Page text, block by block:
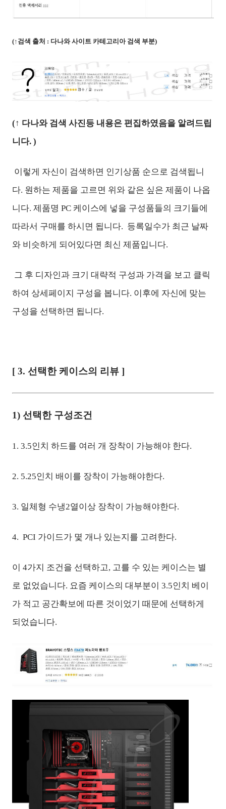
(↑검색 출처 : 다나와 사이트 카테고리아 검색 부분)
(↑ 다나와 검색 사진등 내용은 편집하였음을 알려드립
니다. )
이렇게 자신이 검색하면 인기상품 순으로 검색됩니
다. 원하는 제품을 고르면 위와 같은 싶은 제품이 나옵
니다. 제품명 PC 케이스에 넣을 구성품들의 크기들에
따라서 구매를 하시면 됩니다. 등록일수가 최근 날짜
와 비슷하게 되어있다면 최신 제품입니다.
그 후 디자인과 크기 대략적 구성과 가격을 보고 클릭
하여 상세페이지 구성을 봅니다. 이후에 자신에 맞는
구성을 선택하면 됩니다.
[ 3. 선택한 케이스의 리뷰 ]
1) 선택한 구성조건
1. 3.5인치 하드를 여러 개 장착이 가능해야 한다.
2. 5.25인치 배이를 장착이 가능해야한다.
3. 일체형 수냉2열이상 장착이 가능해야한다.
4. PCI 가이드가 몇 개나 있는지를 고려한다.
이 4가지 조건을 선택하고, 고를 수 있는 케이스는 별
로 없었습니다. 요즘 케이스의 대부분이 3.5인치 베이
가 적고 공간확보에 따른 것이었기 때문에 선택하게
되었습니다.